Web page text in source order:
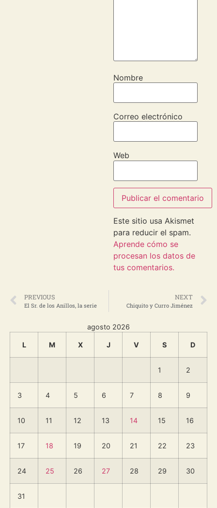
Nombre
Correo electrónico
Web
Este sitio usa Akismet
para reducir el spam.
Aprende cómo se
procesan los datos de
tus comentarios.
PREVIOUS
El Sr. de los Anillos, la serie
NEXT
Chiquito y Curro Jiménez
agosto 2026
L M X J V S D
1 2
3 4 5 6 7 8 9
10 11 12 13 14 15 16
17 18 19 20 21 22 23
24 25 26 27 28 29 30
31